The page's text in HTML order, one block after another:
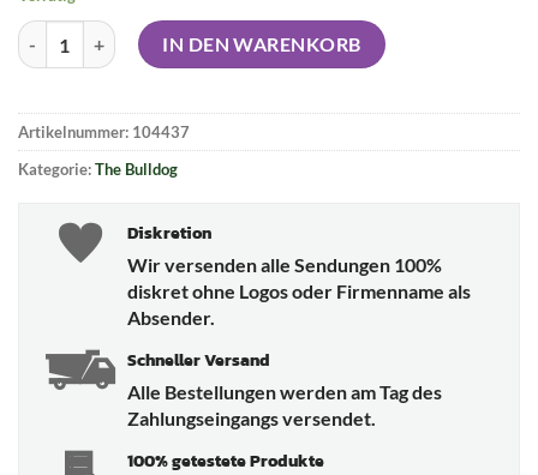
THE BULLDOG Bio Filter 6mm - 120Stk Menge
IN DEN WARENKORB
Artikelnummer: 104437
Kategorie:The Bulldog
Diskretion
Wir versenden alle Sendungen 100%
diskret ohne Logos oder Firmenname als
Absender.
Schneller Versand
Alle Bestellungen werden am Tag des
Zahlungseingangs versendet.
100% getestete Produkte